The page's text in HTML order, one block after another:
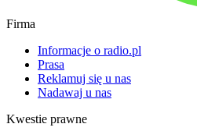
Firma
Informacje o radio.pl
Prasa
Reklamuj się u nas
Nadawaj u nas
Kwestie prawne